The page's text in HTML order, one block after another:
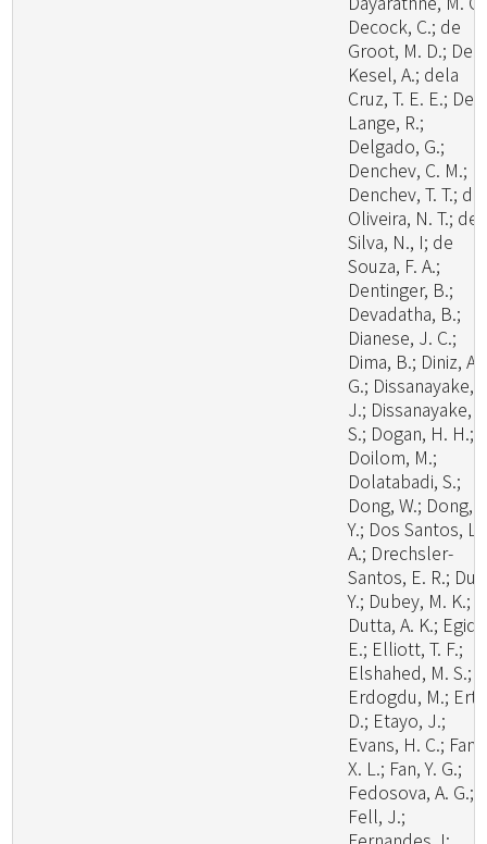
Decock, C.; de
Groot, M. D.; De
Kesel, A.; dela
Cruz, T. E. E.; De
Lange, R.;
Delgado, G.;
Denchev, C. M.;
Denchev, T. T.; de
Oliveira, N. T.; de
Silva, N., I; de
Souza, F. A.;
Dentinger, B.;
Devadatha, B.;
Dianese, J. C.;
Dima, B.; Diniz, A.
G.; Dissanayake,
J.; Dissanayake,
S.; Dogan, H. H.;
Doilom, M.;
Dolatabadi, S.;
Dong, W.; Dong,
Y.; Dos Santos, L.
A.; Drechsler-
Santos, E. R.; Du,
Y.; Dubey, M. K.;
Dutta, A. K.; Egidi,
E.; Elliott, T. F.;
Elshahed, M. S.;
Erdogdu, M.;
D.; Etayo, J.;
Evans, H. C.; Fan,
X. L.; Fan, Y. G.;
Fedosova, A. G.;
Fell, J.;